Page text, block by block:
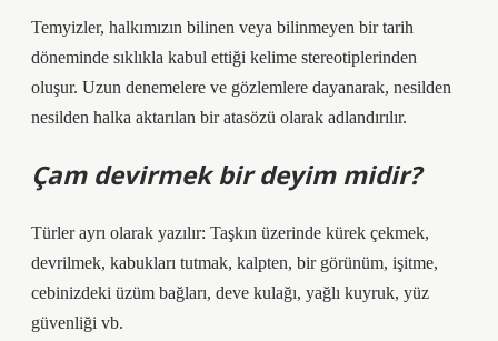
Temyizler, halkımızın bilinen veya bilinmeyen bir tarih
döneminde sıklıkla kabul ettiği kelime stereotiplerinden
oluşur. Uzun denemelere ve gözlemlere dayanarak, nesilden
nesilden halka aktarılan bir atasözü olarak adlandırılır.
Çam devirmek bir deyim midir?
Türler ayrı olarak yazılır: Taşkın üzerinde kürek çekmek,
devrilmek, kabukları tutmak, kalpten, bir görünüm, işitme,
cebinizdeki üzüm bağları, deve kulağı, yağlı kuyruk, yüz
güvenliği vb.